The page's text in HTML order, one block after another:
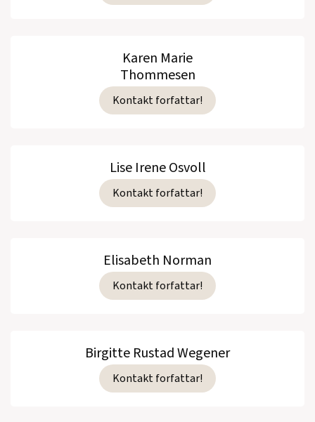
Karen Marie
Thommesen
Kontakt forfattar!
Lise Irene Osvoll
Kontakt forfattar!
Elisabeth Norman
Kontakt forfattar!
Birgitte Rustad Wegener
Kontakt forfattar!